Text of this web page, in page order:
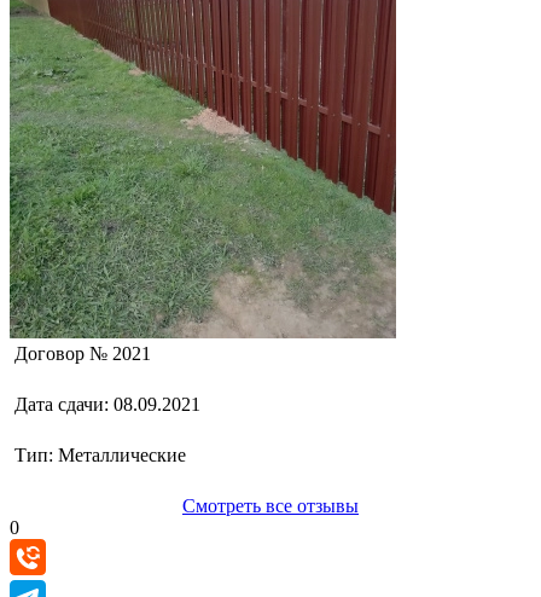
Договор № 2021
Дата сдачи: 08.09.2021
Тип: Металлические
Смотреть все отзывы
0